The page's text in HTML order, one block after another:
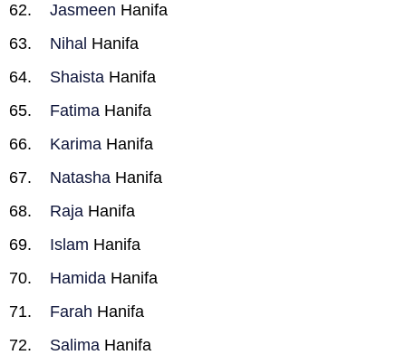
Jasmeen Hanifa
Nihal Hanifa
Shaista Hanifa
Fatima Hanifa
Karima Hanifa
Natasha Hanifa
Raja Hanifa
Islam Hanifa
Hamida Hanifa
Farah Hanifa
Salima Hanifa